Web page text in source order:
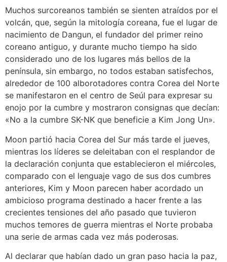
Muchos surcoreanos también se sienten atraídos por el
volcán, que, según la mitología coreana, fue el lugar de
nacimiento de Dangun, el fundador del primer reino
coreano antiguo, y durante mucho tiempo ha sido
considerado uno de los lugares más bellos de la
península, sin embargo, no todos estaban satisfechos,
alrededor de 100 alborotadores contra Corea del Norte
se manifestaron en el centro de Seúl para expresar su
enojo por la cumbre y mostraron consignas que decían:
«No a la cumbre SK-NK que beneficie a Kim Jong Un».
Moon partió hacia Corea del Sur más tarde el jueves,
mientras los líderes se deleitaban con el resplandor de
la declaración conjunta que establecieron el miércoles,
comparado con el lenguaje vago de sus dos cumbres
anteriores, Kim y Moon parecen haber acordado un
ambicioso programa destinado a hacer frente a las
crecientes tensiones del año pasado que tuvieron
muchos temores de guerra mientras el Norte probaba
una serie de armas cada vez más poderosas.
Al declarar que habían dado un gran paso hacia la paz,